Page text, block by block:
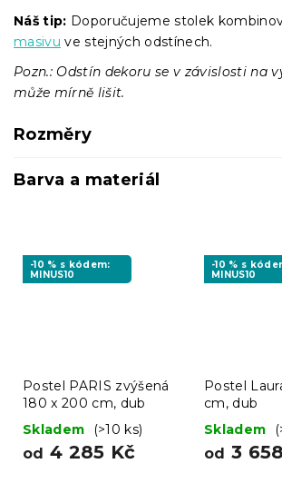
Náš tip: Doporučujeme stolek
masivu ve stejných odstínech.
Pozn.: Odstín dekoru se v závislosti na
může mírně lišit.
Rozměry
Barva a materiál
-10 % s kódem:
MINUS10
Postel PARIS zvýšená
180 x 200 cm, dub
Skladem
(>10 ks)
od 4 285 Kč
-10 % s
MINUS10
Postel
cm, dub
Skladem
od 3